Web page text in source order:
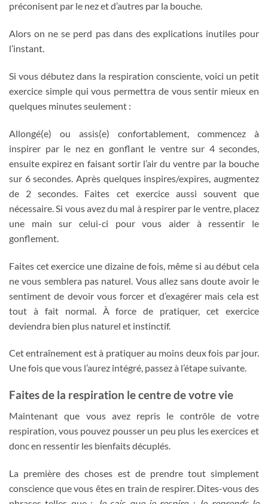
préconisent par le nez et d’autres par la bouche.
Alors on ne se perd pas dans des explications inutiles pour
l’instant.
Si vous débutez dans la respiration consciente, voici un petit
exercice simple qui vous permettra de vous sentir mieux en
quelques minutes seulement :
Allongé(e) ou assis(e) confortablement, commencez à
inspirer par le nez en gonflant le ventre sur 4 secondes,
ensuite expirez en faisant sortir l’air du ventre par la bouche
sur 6 secondes. Après quelques inspires/expires, augmentez
de 2 secondes. Faites cet exercice aussi souvent que
nécessaire. Si vous avez du mal à respirer par le ventre, placez
une main sur celui-ci pour vous aider à ressentir le
gonflement.
Faites cet exercice une dizaine de fois, même si au début cela
ne vous semblera pas naturel. Vous allez sans doute avoir le
sentiment de devoir vous forcer et d’exagérer mais cela est
tout à fait normal. À force de pratiquer, cet exercice
deviendra bien plus naturel et instinctif.
Cet entraînement est à pratiquer au moins deux fois par jour.
Une fois que vous l’aurez intégré, passez à l’étape suivante.
Faites de la respiration le centre de votre vie
Maintenant que vous avez repris le contrôle de votre
respiration, vous pouvez pousser un peu plus les exercices et
donc en ressentir les bienfaits décuplés.
La première des choses est de prendre tout simplement
conscience que vous êtes en train de respirer. Dites-vous des